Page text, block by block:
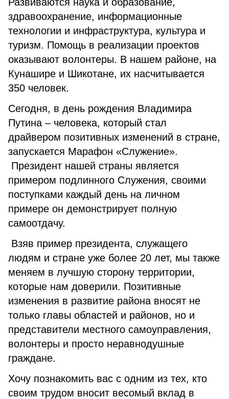
здравоохранение, информационные
технологии и инфраструктура, культура и
туризм. Помощь в реализации проектов
оказывают волонтеры. В нашем районе, на
Кунашире и Шикотане, их насчитывается
350 человек.
Сегодня, в день рождения Владимира
Путина – человека, который стал
драйвером позитивных изменений в стране,
запускается Марафон «Служение».
Президент нашей страны является
примером подлинного Служения, своими
поступками каждый день на личном
примере он демонстрирует полную
самоотдачу.
Взяв пример президента, служащего
людям и стране уже более 20 лет, мы также
меняем в лучшую сторону территории,
которые нам доверили. Позитивные
изменения в развитие района вносят не
только главы областей и районов, но и
представители местного самоуправления,
волонтеры и просто неравнодушные
граждане.
Хочу познакомить вас с одним из тех, кто
своим трудом вносит весомый вклад в